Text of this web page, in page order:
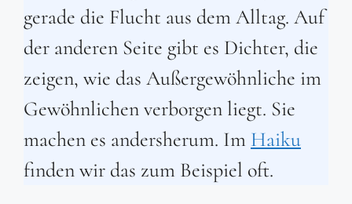
gerade die Flucht aus dem Alltag. Auf
der anderen Seite gibt es Dichter, die
zeigen, wie das Außergewöhnliche im
Gewöhnlichen verborgen liegt. Sie
machen es andersherum. Im Haiku
finden wir das zum Beispiel oft.